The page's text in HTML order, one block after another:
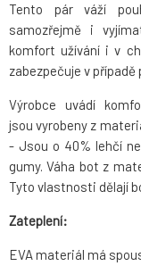
Tento pár váží
samozřejmě i
komfort užívání i v
zabezpečuje v
Výrobce uvádí
jsou vyrobeny z
- Jsou o 40% lehčí
gumy. Váha bot z
Tyto vlastnosti dělají
Zateplení:
EVA materiál má